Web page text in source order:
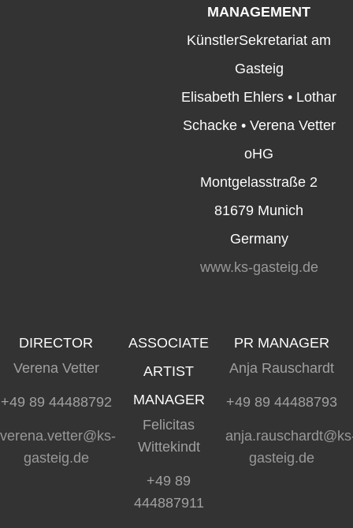
MANAGEMENT
KünstlerSekretariat am
Gasteig
Elisabeth Ehlers • Lothar
Schacke • Verena Vetter
oHG
Montgelasstraße 2
81679 Munich
Germany
www.ks-gasteig.de
DIRECTOR
Verena Vetter
+49 89 44488792
verena.vetter@ks-
gasteig.de
ASSOCIATE
ARTIST
MANAGER
Felicitas
Wittekindt
+49 89
444887911
PR MANAGER
Anja Rauschardt
+49 89 44488793
gasteig.de